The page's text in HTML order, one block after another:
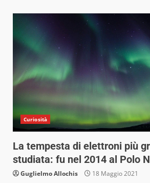
Curiosità
La tempesta di elettroni più
studiata: fu nel 2014 al Polo
Guglielmo Allochis 18 Maggio 2021